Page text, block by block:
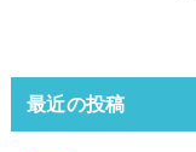
最近の投稿